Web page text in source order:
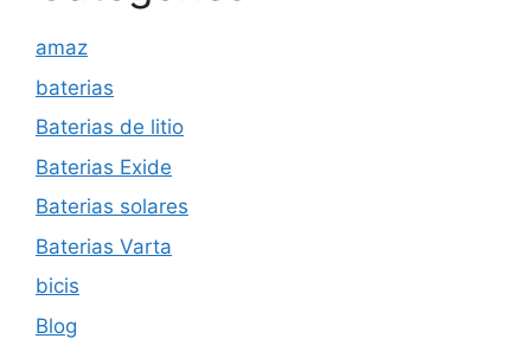
amaz
baterias
Baterias de litio
Baterias Exide
Baterias solares
Baterias Varta
bicis
Blog